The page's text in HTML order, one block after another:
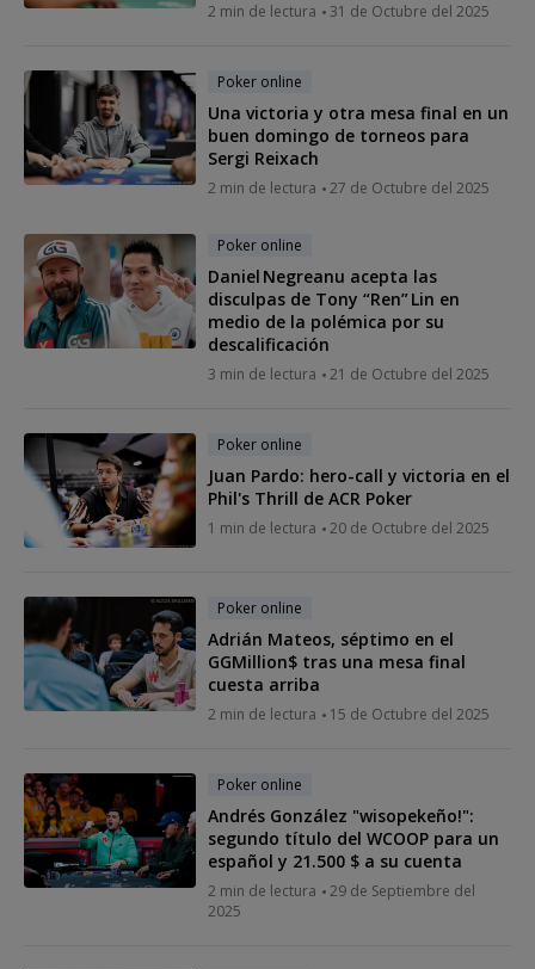
2 min de lectura 31 de Octubre del 2025
Poker online
Una victoria y otra mesa final en un
buen domingo de torneos para
Sergi Reixach
2 min de lectura 27 de Octubre del 2025
Poker online
Daniel Negreanu acepta las
disculpas de Tony “Ren” Lin en
medio de la polémica por su
descalificación
3 min de lectura 21 de Octubre del 2025
Poker online
Juan Pardo: hero-call y victoria en el
Phil's Thrill de ACR Poker
1 min de lectura 20 de Octubre del 2025
Poker online
Adrián Mateos, séptimo en el
GGMillion$ tras una mesa final
cuesta arriba
2 min de lectura 15 de Octubre del 2025
Poker online
Andrés González "wisopekeño!":
segundo título del WCOOP para un
español y 21.500 $ a su cuenta
2 min de lectura
29 de Septiembre del
2025